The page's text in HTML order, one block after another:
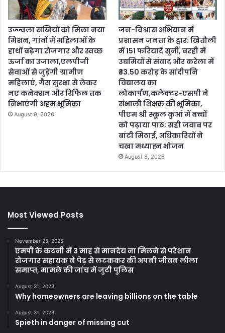
उज्ज्वला सखियों को मिला नया
मिशन, गांवों में महिलाओं के
हाथों बढ़ेगा रोजगार और स्वच्छ
ऊर्जा का उजाला,एलपीजी
सेवाओं से जुड़ेंगी ग्रामीण
महिलाएं, गैस सुरक्षा से लेकर
नए कनेक्शन और रिफिल तक
निभाएंगी अहम भूमिका
August 9, 2026
जन-विश्वास अभियान में
प्रशासन जनता के द्वार: खितौली
में 151 फरियादें सुनीं, बरही में
उद्यमियों से संवाद और करेला में
₹33.50 करोड़ के सांदीपनि
विद्यालय का
लोकार्पण,कलेक्टर-एसपी ने
संभाली शिक्षक की भूमिका,
पीएम श्री स्कूल कुआं में बच्चों
को पढ़ाया पाठ; सही जवाब पर
बांटी मिठाई, अधिकारियों ने
चखा मध्याह्न भोजन
August 8, 2026
Most Viewed Posts
November 25, 2025
एमपी के कटनी में 3 माह से मानदेय ना मिलने से परेशान
रोजगार सहायक ने पेड़ से लटककर की अपनी जीवन लीला
समाप्त, मामले की जांच में जुटी पुलिस
August 31, 2023
Why homeowners are leaving billions on the table
August 31, 2023
Spieth in danger of missing cut